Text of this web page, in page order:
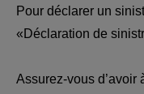
Pour déclarer un
«Déclaration de
Assurez-vous d’avoir